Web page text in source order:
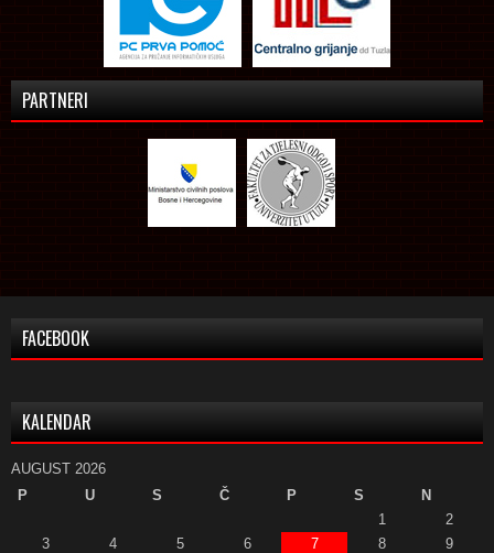
PARTNERI
FACEBOOK
KALENDAR
AUGUST 2026
P
U S Č P S
N
1
2
3
4 5 6 7 8
9